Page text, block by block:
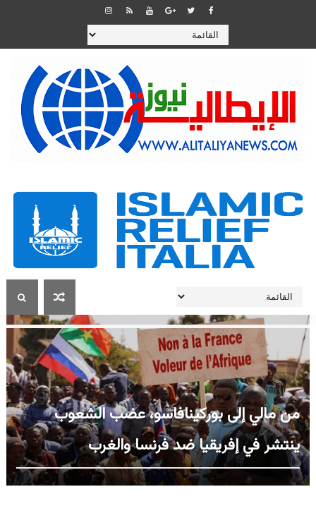
من مالي إلى بوركينافاسو، عضب الشعوب
ينتشر في إفريقيا ضد فرنسا والغرب